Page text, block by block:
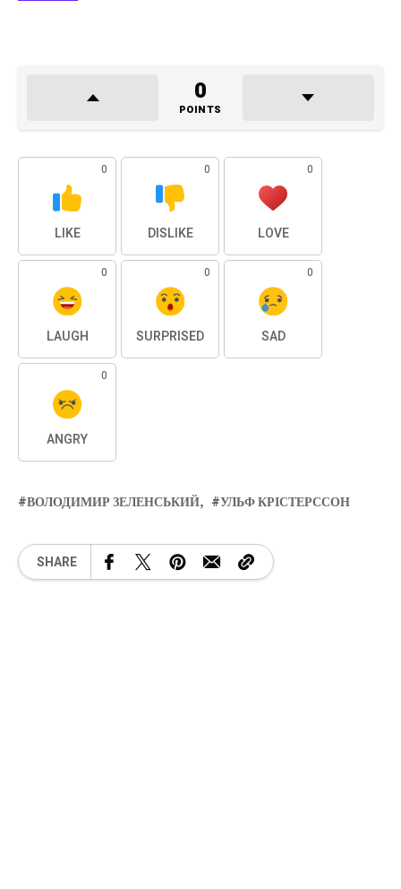
0
POINTS
0
LIKE
0
DISLIKE
0
LOVE
0
LAUGH
0
SURPRISED
0
SAD
0
ANGRY
ВОЛОДИМИР ЗЕЛЕНСЬКИЙ УЛЬФ КРІСТЕРССОН
SHARE